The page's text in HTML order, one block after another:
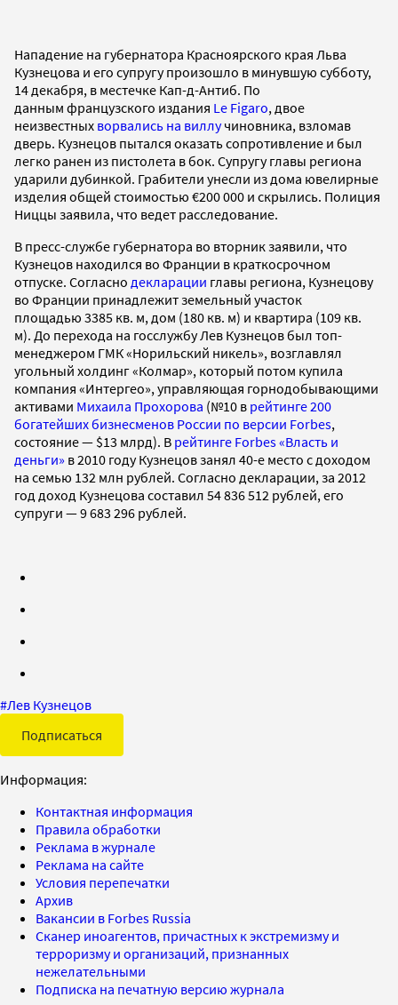
Нападение на губернатора Красноярского края Льва
Кузнецова и его супругу произошло в минувшую субботу,
14 декабря, в местечке Кап-д-Антиб. По
данным французского издания Le Figaro, двое
неизвестных ворвались на виллучиновника, взломав
дверь. Кузнецов пытался оказать сопротивление и был
легко ранен из пистолета в бок. Супругу главы региона
ударили дубинкой. Грабители унесли из дома ювелирные
изделия общей стоимостью €200 000 и скрылись. Полиция
Ниццы заявила, что ведет расследование.
В пресс-службе губернатора во вторник заявили, что
Кузнецов находился во Франции в краткосрочном
отпуске. Согласно декларации главы региона, Кузнецову
во Франции принадлежит земельный участок
площадью 3385 кв. м, дом (180 кв. м) и квартира (109 кв.
м). До перехода на госслужбу Лев Кузнецов был топ-
менеджером ГМК «Норильский никель», возглавлял
угольный холдинг «Колмар», который потом купила
компания «Интергео», управляющая горнодобывающими
активами Михаила Прохорова (№10 в рейтинге 200
богатейших бизнесменов России по версии Forbes,
состояние — $13 млрд). В рейтинге Forbes «Власть и
деньги» в 2010 году Кузнецов занял 40-е место с доходом
на семью 132 млн рублей. Согласно декларации, за 2012
год доход Кузнецова составил 54 836 512 рублей, его
супруги — 9 683 296 рублей.
#Лев Кузнецов
Подписаться
Информация:
Контактная информация
Правила обработки
Реклама в журнале
Реклама на сайте
Условия перепечатки
Архив
Вакансии в Forbes Russia
Сканер иноагентов, причастных к экстремизму и
терроризму и организаций, признанных
нежелательными
Подписка на печатную версию журнала